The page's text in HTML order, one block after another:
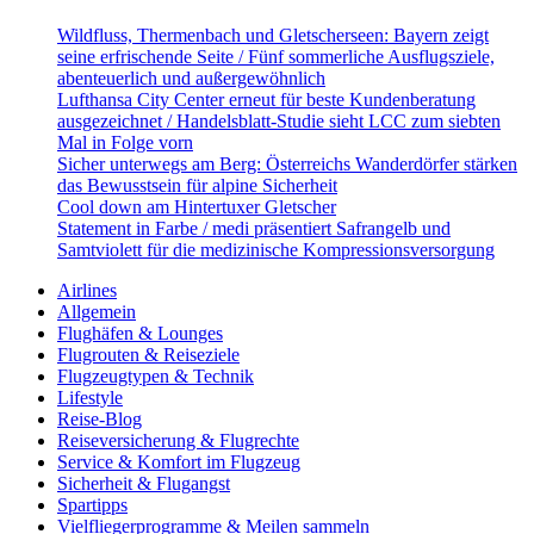
Wildfluss, Thermenbach und Gletscherseen: Bayern zeigt
seine erfrischende Seite / Fünf sommerliche Ausflugsziele,
abenteuerlich und außergewöhnlich
Lufthansa City Center erneut für beste Kundenberatung
ausgezeichnet / Handelsblatt-Studie sieht LCC zum siebten
Mal in Folge vorn
Sicher unterwegs am Berg: Österreichs Wanderdörfer stärken
das Bewusstsein für alpine Sicherheit
Cool down am Hintertuxer Gletscher
Statement in Farbe / medi präsentiert Safrangelb und
Samtviolett für die medizinische Kompressionsversorgung
Airlines
Allgemein
Flughäfen & Lounges
Flugrouten & Reiseziele
Flugzeugtypen & Technik
Lifestyle
Reise-Blog
Reiseversicherung & Flugrechte
Service & Komfort im Flugzeug
Sicherheit & Flugangst
Spartipps
Vielfliegerprogramme & Meilen sammeln